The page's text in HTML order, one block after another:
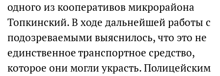
одного из кооперативов микрорайона
Топкинский. В ходе дальнейшей работы с
подозреваемыми выяснилось, что это не
единственное транспортное средство,
которое они могли украсть. Полицейским